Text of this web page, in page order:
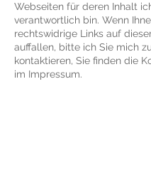
Webseiten für deren Inhalt
verantwortlich bin. Wenn
rechtswidrige Links auf
auffallen, bitte ich Sie mich
kontaktieren, Sie finden die
im Impressum.